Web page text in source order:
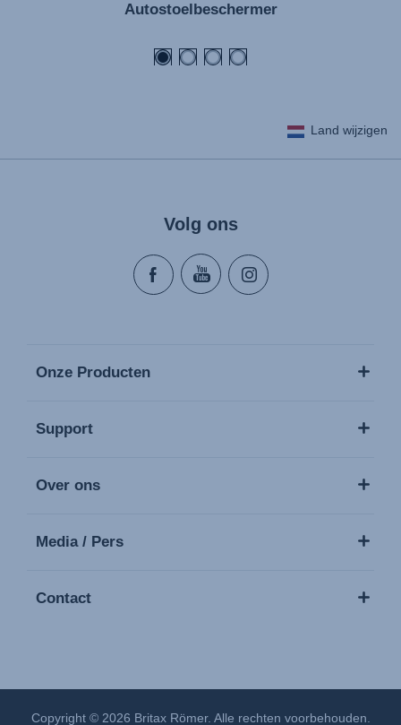
Autostoelbeschermer
Land wijzigen
Volg ons
Onze Producten
Support
Over ons
Media / Pers
Contact
Copyright © 2026 Britax Römer. Alle rechten voorbehouden.